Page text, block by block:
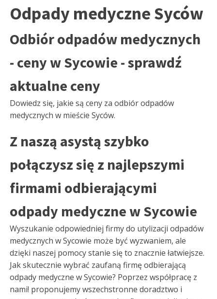
Odpady medyczne Syców
Odbiór odpadów medycznych
- ceny w Sycowie - sprawdź
aktualne ceny
Dowiedz się, jakie są ceny za odbiór odpadów
medycznych w mieście Syców.
Z naszą asystą szybko
połączysz się z najlepszymi
firmami odbierającymi
odpady medyczne w Sycowie
Wyszukanie odpowiedniej firmy do utylizacji odpadów
medycznych w Sycowie może być wyzwaniem, ale
dzięki naszej pomocy stanie się to znacznie łatwiejsze.
Jak skutecznie wybrać zaufaną firmę odbierającą
odpady medyczne w Sycowie? Poprzez współpracę z
nami! proponujemy wszechstronne doradztwo i